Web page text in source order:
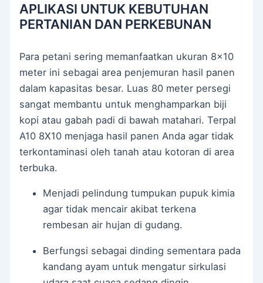
APLIKASI UNTUK KEBUTUHAN
PERTANIAN DAN PERKEBUNAN
Para petani sering memanfaatkan ukuran 8×10
meter ini sebagai area penjemuran hasil panen
dalam kapasitas besar. Luas 80 meter persegi
sangat membantu untuk menghamparkan biji
kopi atau gabah padi di bawah matahari. Terpal
A10 8X10 menjaga hasil panen Anda agar tidak
terkontaminasi oleh tanah atau kotoran di area
terbuka.
Menjadi pelindung tumpukan pupuk kimia
agar tidak mencair akibat terkena
rembesan air hujan di gudang.
Berfungsi sebagai dinding sementara pada
kandang ayam untuk mengatur sirkulasi